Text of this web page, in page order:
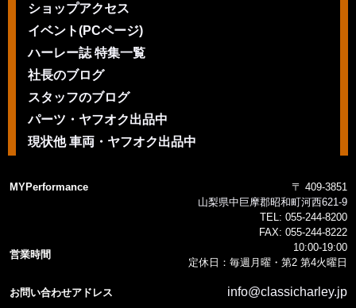
ショップアクセス
イベント(PCページ)
ハーレー誌 特集一覧
社長のブログ
スタッフのブログ
パーツ・ヤフオク出品中
現状他 車両・ヤフオク出品中
MYPerformance
〒 409-3851
山梨県中巨摩郡昭和町河西621-9
TEL: 055-244-8200
FAX: 055-244-8222
営業時間
10:00-19:00
定休日：毎週月曜・第2 第4火曜日
お問い合わせアドレス info@classicharley.jp